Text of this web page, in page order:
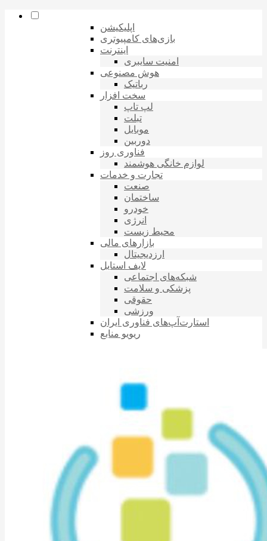
اپلیکیشن
بازی‌های کامپیوتری
اینترنت
امنیت سایبری
هوش مصنوعی
رباتیک
سخت افزار
لپ تاپ
تبلت
موبایل
دوربین
فناوری روز
لوازم خانگی هوشمند
تجارت و خدمات
صنعت
ساختمان
خودرو
انرژی
محیط زیست
بازارهای مالی
ارزدیجیتال
لایف استایل
شبکه‌های اجتماعی
پزشکی و سلامت
حقوقی
ورزشی
استارت‌آپ‌های فناوری ایران
ریویو منابع